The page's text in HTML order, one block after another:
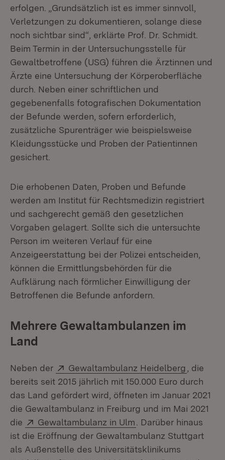
erfolgen. „Grundsätzlich ist es immer sinnvoll,
Verletzungen zu dokumentieren, solange diese
noch sichtbar sind“, erklärte Prof. Dr. Schmidt.
Beim Termin in der Untersuchungsstelle für
Gewaltbetroffene (USG) führen die Ärztinnen und
Ärzte eine Untersuchung der Körperoberfläche
durch. Neben einer schriftlichen und
gegebenenfalls fotografischen Dokumentation
der Befunde werden, sofern erforderlich,
zusätzliche Spurenträger wie beispielsweise
Kleidungsstücke und Proben der Patientinnen
gesichert.
Die erhobenen Daten, Proben und Befunde
werden am Institut für Rechtsmedizin registriert
und sachgerecht gemäß den gesetzlichen
Vorgaben gelagert. Sollte sich die untersuchte
Person im weiteren Verlauf für eine
Anzeigeerstattung bei der Polizei entscheiden,
können die Ermittlungsbehörden für die
Aufklärung nach förmlicher Einwilligung der
Betroffenen die Befunde anfordern.
Mehrere Gewaltambulanzen im
Land
Neben der Extern:
Gewaltambulanz Heidelberg (Öffnet
, die
bereits seit 2015 jährlich mit 150.000 Euro durch
das Land gefördert wird, öffneten im Januar 2021
die Gewaltambulanz in Freiburg und im Mai 2021
die
Extern:
Gewaltambulanz in Ulm (Öffnet in neuem
. Darüber hinaus
ist die Eröffnung der Gewaltambulanz Stuttgart
als Außenstelle des Universitätsklinikums